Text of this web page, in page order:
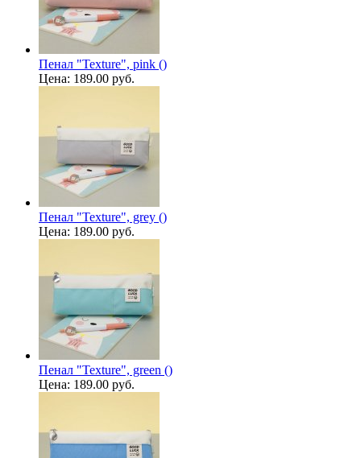
Пенал "Texture", pink ()
Цена: 189.00 руб.
Пенал "Texture", grey ()
Цена: 189.00 руб.
Пенал "Texture", green ()
Цена: 189.00 руб.